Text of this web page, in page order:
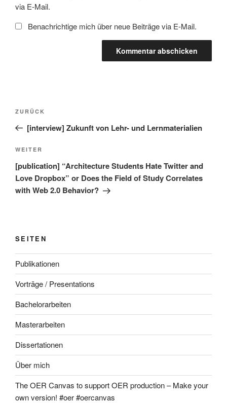
via E-Mail.
Benachrichtige mich über neue Beiträge via E-Mail.
Beitragsnavigation
Vorheriger
Beitrag
ZURÜCK
[interview] Zukunft von Lehr- und Lernmaterialien
Nächster
Beitrag
WEITER
[publication] “Architecture Students Hate Twitter and
Love Dropbox” or Does the Field of Study Correlates
with Web 2.0 Behavior?
SEITEN
Publikationen
Vorträge / Presentations
Bachelorarbeiten
Masterarbeiten
Dissertationen
Über mich
The OER Canvas to support OER production – Make your
own version! #oer #oercanvas